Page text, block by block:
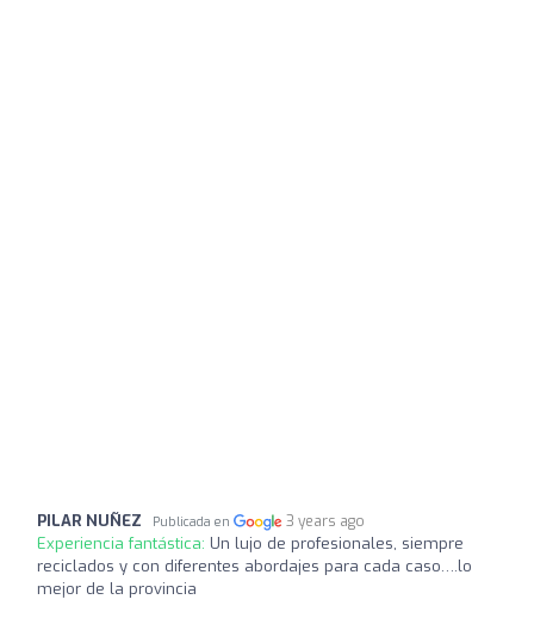
PILAR NUÑEZ Publicada en 3 years ago
Experiencia fantástica: Un lujo de profesionales, siempre
reciclados y con diferentes abordajes para cada caso….lo
mejor de la provincia